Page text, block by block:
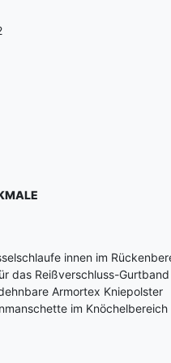
innen im
das Reißverschluss-Gurtband
Armortex Kniepolster
im Knöchelbereich